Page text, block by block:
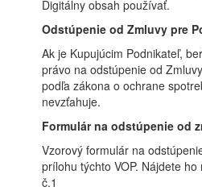
Digitálny obsah používať.
Odstúpenie od Zmluvy pre
Ak je Kupujúcim Podnikateľ,
právo na odstúpenie od
podľa zákona o ochrane
nevzťahuje.
Formulár na odstúpenie od
Vzorový formulár na
prílohu týchto VOP. Nájdete
č.1